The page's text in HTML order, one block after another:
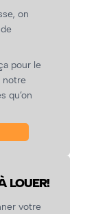
on
pour le
notre
qu’on
LOUER!
votre